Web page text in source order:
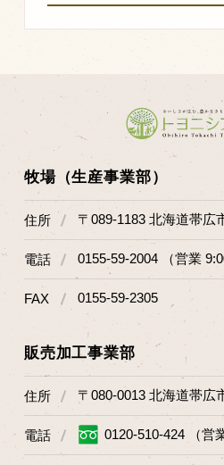
牧場（生産事業部）
住所 〒089-1183 北海道帯広
電話 0155-59-2004 （営業
FAX 0155-59-2305
販売加工事業部
住所 〒080-0013 北海道帯広
電話 0120-510-424 （営